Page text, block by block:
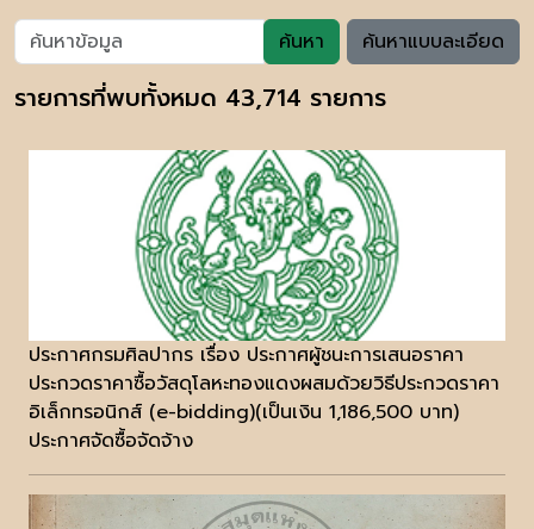
ค้นหา ค้นหาแบบละเอียด
รายการที่พบทั้งหมด 43,714 รายการ
ประกาศกรมศิลปากร เรื่อง ประกาศผู้ชนะการเสนอราคา
ประกวดราคาซื้อวัสดุโลหะทองแดงผสมด้วยวิธีประกวดราคา
อิเล็กทรอนิกส์ (e-bidding)(เป็นเงิน 1,186,500 บาท)
ประกาศจัดซื้อจัดจ้าง